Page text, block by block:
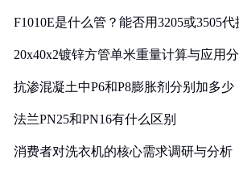
F1010E是什么管？能否用3205或3505代
20x40x2镀锌方管单米重量计算与应用
抗渗混凝土中P6和P8膨胀剂分别加多少
法兰PN25和PN16有什么区别
消费者对洗衣机的核心需求调研与分析